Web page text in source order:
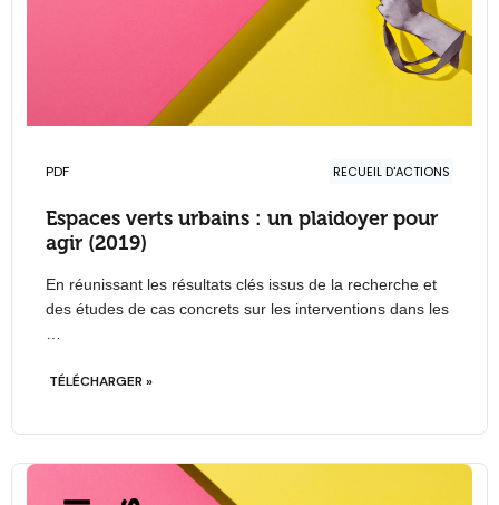
PDF RECUEIL D'ACTIONS
Espaces verts urbains : un plaidoyer pour
agir (2019)
En réunissant les résultats clés issus de la recherche et
des études de cas concrets sur les interventions dans les
…
TÉLÉCHARGER »